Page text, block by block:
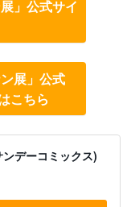
」公式サイ
展」公式
こちら
デーコミックス)